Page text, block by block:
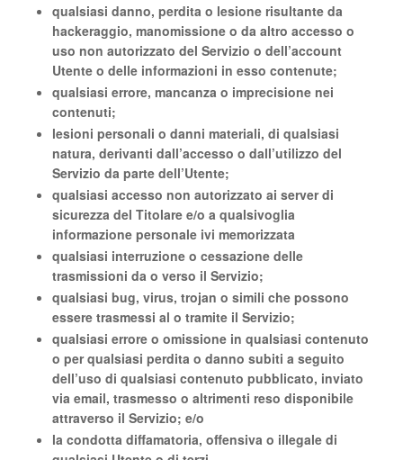
qualsiasi danno, perdita o lesione risultante da
hackeraggio, manomissione o da altro accesso o
uso non autorizzato del Servizio o dell’account
Utente o delle informazioni in esso contenute;
qualsiasi errore, mancanza o imprecisione nei
contenuti;
lesioni personali o danni materiali, di qualsiasi
natura, derivanti dall’accesso o dall’utilizzo del
Servizio da parte dell’Utente;
qualsiasi accesso non autorizzato ai server di
sicurezza del Titolare e/o a qualsivoglia
informazione personale ivi memorizzata
qualsiasi interruzione o cessazione delle
trasmissioni da o verso il Servizio;
qualsiasi bug, virus, trojan o simili che possono
essere trasmessi al o tramite il Servizio;
qualsiasi errore o omissione in qualsiasi contenuto
o per qualsiasi perdita o danno subiti a seguito
dell’uso di qualsiasi contenuto pubblicato, inviato
via email, trasmesso o altrimenti reso disponibile
attraverso il Servizio; e/o
la condotta diffamatoria, offensiva o illegale di